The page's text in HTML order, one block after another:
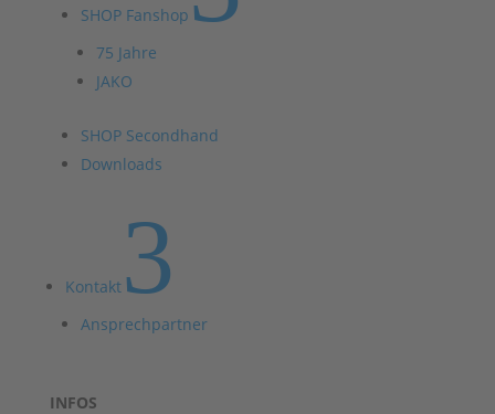
SHOP Fanshop
75 Jahre
JAKO
SHOP Secondhand
Downloads
Kontakt3
Ansprechpartner
INFOS